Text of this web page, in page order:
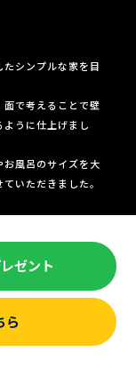
シンプルな家を目
で考えることで壁
うに仕上げまし
風呂のサイズを大
いただきました。
ゼント
ら